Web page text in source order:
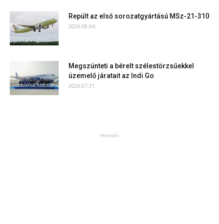
Repült az első sorozatgyártású MSz-21-310
2026.08.04.
Megszünteti a bérelt szélestörzsűekkel
üzemelő járatait az Indi Go
2026.07.31.
Hirdetés